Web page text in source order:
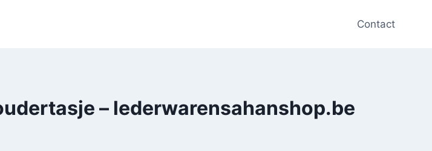
Contact
– lederwarensahanshop.be